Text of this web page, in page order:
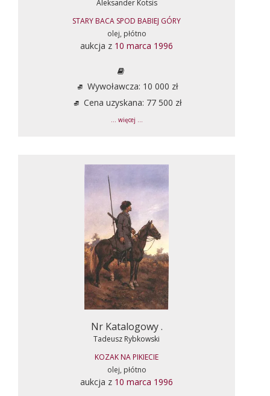
Aleksander Kotsis
STARY BACA SPOD BABIEJ GÓRY
olej, płótno
aukcja z 10 marca 1996
Wywoławcza: 10 000 zł
Cena uzyskana: 77 500 zł
... więcej ...
Nr Katalogowy .
Tadeusz Rybkowski
KOZAK NA PIKIECIE
olej, płótno
aukcja z 10 marca 1996